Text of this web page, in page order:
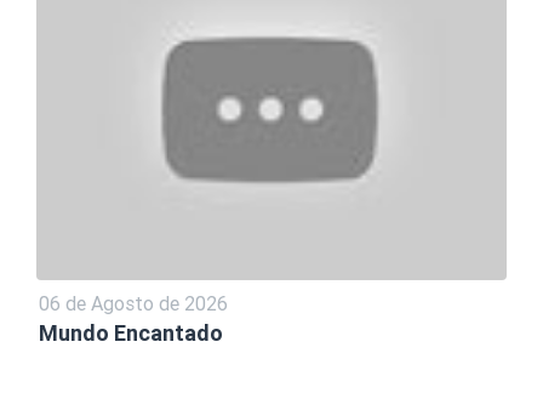
06 de Agosto de 2026
Mundo Encantado